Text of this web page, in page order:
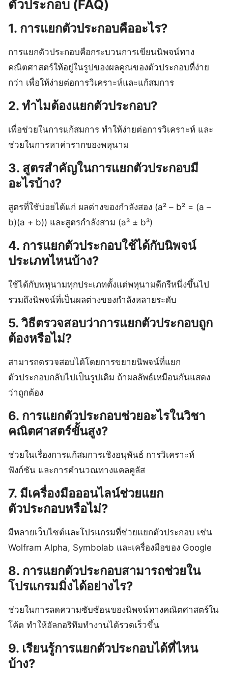
ตัวประกอบ (FAQ)
1. การแยกตัวประกอบคืออะไร?
การแยกตัวประกอบคือกระบวนการเขียนนิพจน์ทาง
คณิตศาสตร์ให้อยู่ในรูปของผลคูณของตัวประกอบที่ง่าย
กว่า เพื่อให้ง่ายต่อการวิเคราะห์และแก้สมการ
2. ทำไมต้องแยกตัวประกอบ?
เพื่อช่วยในการแก้สมการ ทำให้ง่ายต่อการวิเคราะห์ และ
ช่วยในการหาค่ารากของพหุนาม
3. สูตรสำคัญในการแยกตัวประกอบมี
อะไรบ้าง?
สูตรที่ใช้บ่อยได้แก่ ผลต่างของกำลังสอง (a² – b² = (a –
b)(a + b)) และสูตรกำลังสาม (a³ ± b³)
4. การแยกตัวประกอบใช้ได้กับนิพจน์
ประเภทไหนบ้าง?
ใช้ได้กับพหุนามทุกประเภทตั้งแต่พหุนามดีกรีหนึ่งขึ้นไป
รวมถึงนิพจน์ที่เป็นผลต่างของกำลังหลายระดับ
5. วิธีตรวจสอบว่าการแยกตัวประกอบถูก
ต้องหรือไม่?
สามารถตรวจสอบได้โดยการขยายนิพจน์ที่แยก
ตัวประกอบกลับไปเป็นรูปเดิม ถ้าผลลัพธ์เหมือนกันแสดง
ว่าถูกต้อง
6. การแยกตัวประกอบช่วยอะไรในวิชา
คณิตศาสตร์ขั้นสูง?
ช่วยในเรื่องการแก้สมการเชิงอนุพันธ์ การวิเคราะห์
ฟังก์ชัน และการคำนวณทางแคลคูลัส
7. มีเครื่องมือออนไลน์ช่วยแยก
ตัวประกอบหรือไม่?
มีหลายเว็บไซต์และโปรแกรมที่ช่วยแยกตัวประกอบ เช่น
Wolfram Alpha, Symbolab และเครื่องมือของ Google
8. การแยกตัวประกอบสามารถช่วยใน
โปรแกรมมิ่งได้อย่างไร?
ช่วยในการลดความซับซ้อนของนิพจน์ทางคณิตศาสตร์ใน
โค้ด ทำให้อัลกอริทึมทำงานได้รวดเร็วขึ้น
9. เรียนรู้การแยกตัวประกอบได้ที่ไหน
บ้าง?